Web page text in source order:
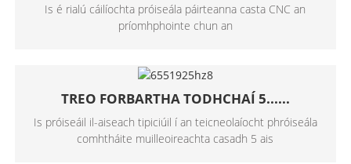
Is é rialú cáilíochta próiseála páirteanna casta CNC an
príomhphointe chun an
TREO FORBARTHA TODHCHAÍ 5......
Is próiseáil il-aiseach tipiciúil í an teicneolaíocht phróiseála
comhtháite muilleoireachta casadh 5 ais